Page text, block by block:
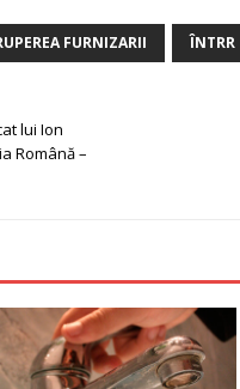
FURNIZARII ÎNTRR
lui Ion
Română –